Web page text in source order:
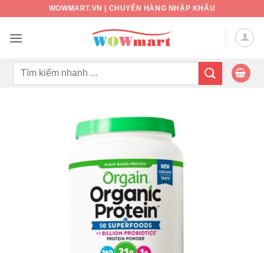
nội
WOWMART.VN | CHUYÊN HÀNG NHẬP KHẨU
Tìm